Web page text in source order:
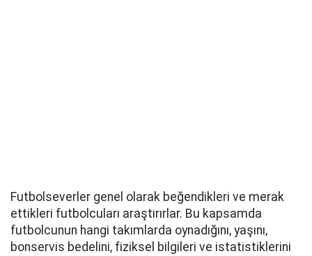
Futbolseverler genel olarak beğendikleri ve merak
ettikleri futbolcuları araştırırlar. Bu kapsamda
futbolcunun hangi takımlarda oynadığını, yaşını,
bonservis bedelini, fiziksel bilgileri ve istatistiklerini